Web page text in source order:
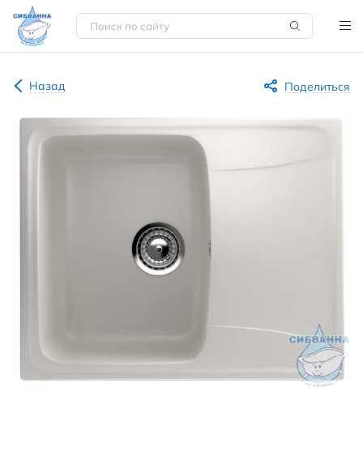
Назад Поделиться